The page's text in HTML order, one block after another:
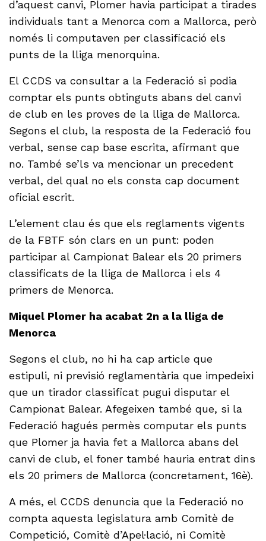
d’aquest canvi, Plomer havia participat a tirades
individuals tant a Menorca com a Mallorca, però
només li computaven per classificació els
punts de la lliga menorquina.
El CCDS va consultar a la Federació si podia
comptar els punts obtinguts abans del canvi
de club en les proves de la lliga de Mallorca.
Segons el club, la resposta de la Federació fou
verbal, sense cap base escrita, afirmant que
no. També se’ls va mencionar un precedent
verbal, del qual no els consta cap document
oficial escrit.
L’element clau és que els reglaments vigents
de la FBTF són clars en un punt: poden
participar al Campionat Balear els 20 primers
classificats de la lliga de Mallorca i els 4
primers de Menorca.
Miquel Plomer ha acabat 2n a la lliga de
Menorca
Segons el club, no hi ha cap article que
estipuli, ni previsió reglamentària que impedeixi
que un tirador classificat pugui disputar el
Campionat Balear. Afegeixen també que, si la
Federació hagués permès computar els punts
que Plomer ja havia fet a Mallorca abans del
canvi de club, el foner també hauria entrat dins
els 20 primers de Mallorca (concretament, 16è).
A més, el CCDS denuncia que la Federació no
compta aquesta legislatura amb Comitè de
Competició, Comitè d’Apel·lació, ni Comitè